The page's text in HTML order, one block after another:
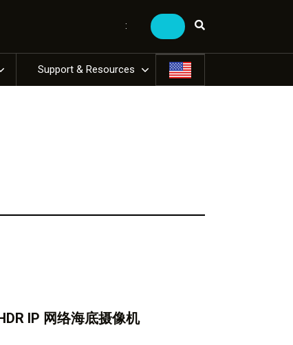
:
Support & Resources
IP 网络海底摄像机